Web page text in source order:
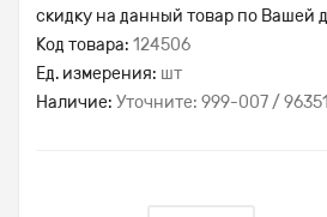
скидку на данный товар по Вашей
Код товара: 124506
Ед. измерения: шт
Наличие: Уточните: 999-007 /